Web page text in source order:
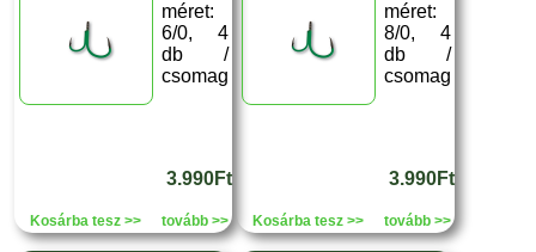
méret:
6/0, 4
db /
csomag
3.990Ft
Kosárba tesz >> tovább >>
méret:
8/0, 4
db /
csomag
3.990Ft
Kosárba tesz >> tovább >>